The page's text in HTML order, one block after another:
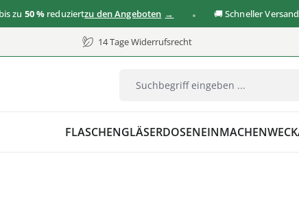
50 % reduziertzu den Angeboten 🚚 Schneller Versand
14 Tage Widerrufsrecht
FLASCHENGLÄSERDOSENEINMACHENWECK